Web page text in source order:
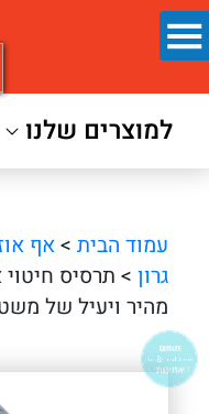
למוצרים שלנו
עמוד הבית >אף
גרון
מהיר ויעיל של